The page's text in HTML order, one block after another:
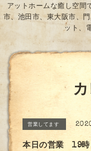
アットホームな癒し空間
市、池田市、東大阪市、
ット、
営業してます
本日の営業 19時